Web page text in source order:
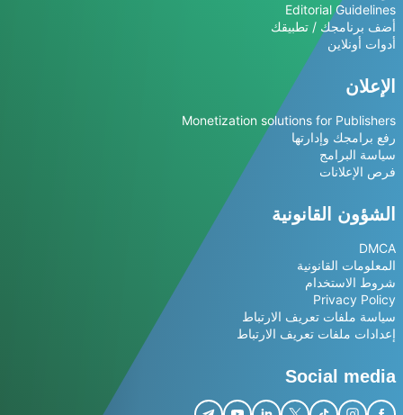
Editorial Guidelines
أضف برنامجك / تطبيقك
أدوات أونلاين
الإعلان
Monetization solutions for Publishers
رفع برامجك وإدارتها
سياسة البرامج
فرص الإعلانات
الشؤون القانونية
DMCA
المعلومات القانونية
شروط الاستخدام
Privacy Policy
سياسة ملفات تعريف الارتباط
إعدادات ملفات تعريف الارتباط
Social media